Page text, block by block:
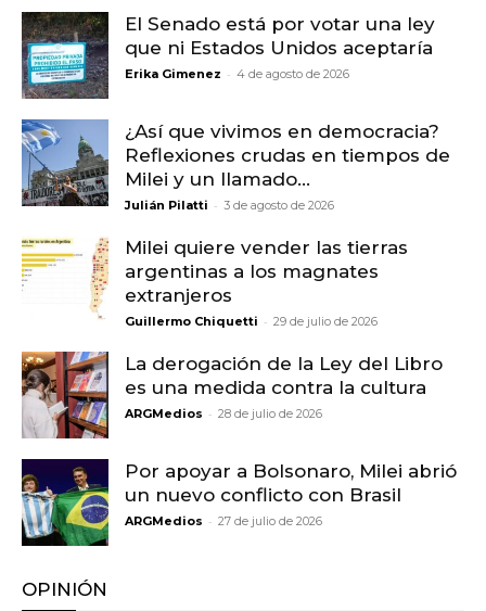
El Senado está por votar una ley
que ni Estados Unidos aceptaría
Erika Gimenez - 4 de agosto de 2026
¿Así que vivimos en democracia?
Reflexiones crudas en tiempos de
Milei y un llamado...
Julián Pilatti - 3 de agosto de 2026
Milei quiere vender las tierras
argentinas a los magnates
extranjeros
Guillermo Chiquetti - 29 de julio de 2026
La derogación de la Ley del Libro
es una medida contra la cultura
ARGMedios - 28 de julio de 2026
Por apoyar a Bolsonaro, Milei abrió
un nuevo conflicto con Brasil
ARGMedios - 27 de julio de 2026
OPINIÓN